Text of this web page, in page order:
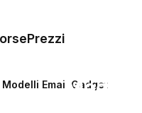
Prezzi
Modelli
Modelli Email Gadget